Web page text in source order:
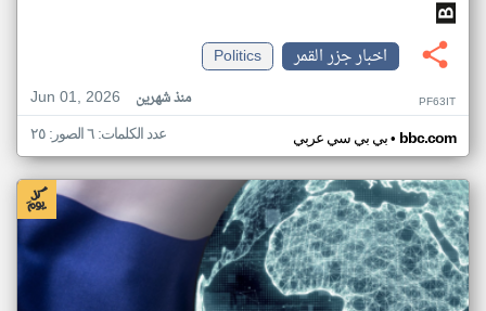
اخبار جزر القمر
Politics
Jun 01, 2026
منذ شهرين PF63IT
بي بي سي عربي• bbc.com عدد الكلمات: ٦ الصور: ٢٥